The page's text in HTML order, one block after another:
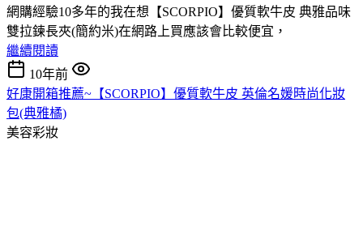
網購經驗10多年的我在想【SCORPIO】優質軟牛皮 典雅品味
雙拉鍊長夾(簡約米)在網路上買應該會比較便宜，
繼續閱讀
10年前
好康開箱推薦~【SCORPIO】優質軟牛皮 英倫名媛時尚化妝
包(典雅橘)
美容彩妝